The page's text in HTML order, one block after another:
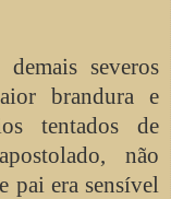
severos
brandura e
tentados de
não
pai era sensível